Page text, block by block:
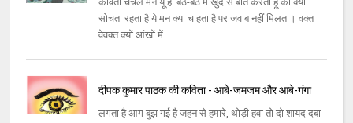
सोचता रहता है ये मन क्‍या चाहता है पर जवाब नहीं मिलता। वक्‍त
वेवक्‍त क्‍यों आंखों में...
दीपक कुमार पाठक की कविता - आबे-जमजम और आबे-गंगा
लगता है आग बुझ गई है जहन से हमारे, थोड़ी हवा तो दो शायद दबा